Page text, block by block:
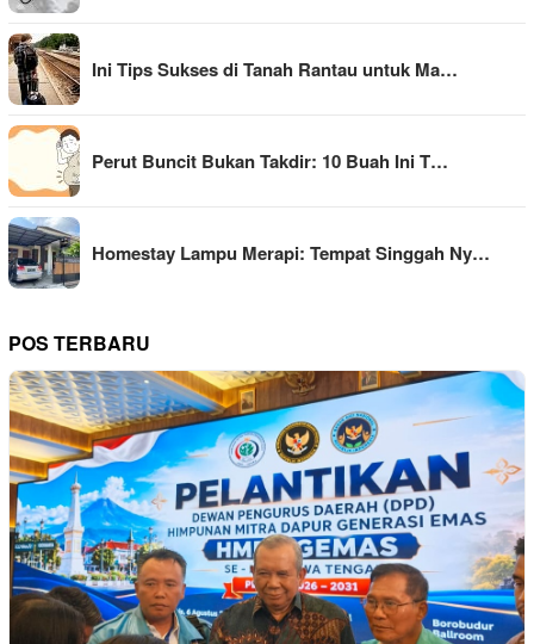
Ini Tips Sukses di Tanah Rantau untuk Ma…
Perut Buncit Bukan Takdir: 10 Buah Ini T…
Homestay Lampu Merapi: Tempat Singgah Ny…
POS TERBARU